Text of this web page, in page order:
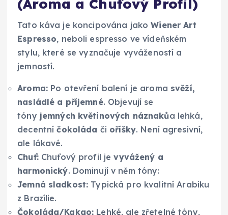
(Aroma a Chuťový Profil)
Tato káva je koncipována jakoWiener Art
Espresso, neboli espresso ve vídeňském
stylu, které se vyznačuje vyvážeností a
jemností.
Aroma:Po otevření balení je aroma svěží,
nasládlé a příjemné. Objevují se
tóny jemných květinových náznakůa lehká,
decentníčokoláda či oříšky. Není agresivní,
ale lákavé.
Chuť:Chuťový profil jevyvážený a
harmonický. Dominují v něm tóny:
Jemná sladkost: Typická pro kvalitní Arabiku
z Brazílie.
Čokoláda/Kakao: Lehké, ale zřetelné tóny,